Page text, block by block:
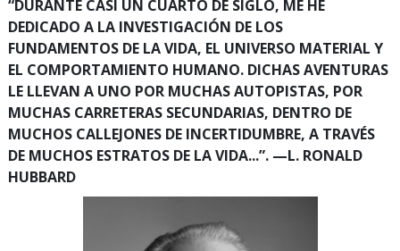
“DURANTE CASI UN CUARTO DE SIGLO, ME HE
DEDICADO A LA INVESTIGACIÓN DE LOS
FUNDAMENTOS DE LA VIDA, EL UNIVERSO MATERIAL Y
EL COMPORTAMIENTO HUMANO. DICHAS AVENTURAS
LE LLEVAN A UNO POR MUCHAS AUTOPISTAS, POR
MUCHAS CARRETERAS SECUNDARIAS, DENTRO DE
MUCHOS CALLEJONES DE INCERTIDUMBRE, A TRAVÉS
DE MUCHOS ESTRATOS DE LA VIDA...”. —L. RONALD
HUBBARD